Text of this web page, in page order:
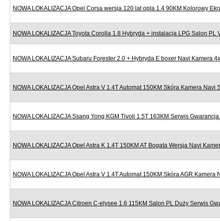
NOWA LOKALIZACJA Opel Corsa wersja 120 lat opla 1.4 90KM Kolorowy
NOWA LOKALIZACJA Toyota Corolla 1.8 Hybryda + instalacja LPG Salon PL
NOWA LOKALIZACJA Subaru Forester 2.0 + Hybryda E boxer Navi Kamera
NOWA LOKALIZACJA Opel Astra V 1.4T Automat 150KM Skóra Kamera Navi
NOWA LOKALIZACJA Ssang Yong KGM Tivoli 1.5T 163KM Serwis
NOWA LOKALIZACJA Opel Astra K 1.4T 150KM AT Bogata Wersja Navi
NOWA LOKALIZACJA Opel Astra V 1.4T Automat 150KM Skóra AGR Kamera
NOWA LOKALIZACJA Citroen C-elysee 1.6 115KM Salon PL Duży Serwis